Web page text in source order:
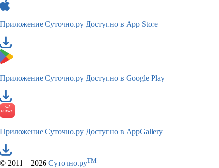
Приложение Суточно.ру Доступно в App Store
Приложение Суточно.ру Доступно в Google Play
Приложение Суточно.ру Доступно в AppGallery
© 2011—2026 Суточно.руTM